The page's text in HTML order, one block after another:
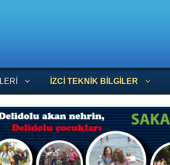
İZCI TEKNIK BILGILER